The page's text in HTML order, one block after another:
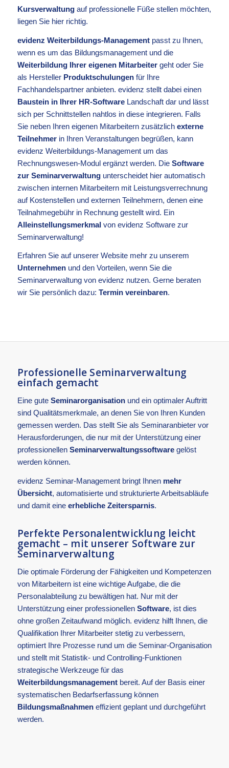
Kursverwaltungauf professionelle Füße stellen möchten,
liegen Sie hier richtig.
evidenz Weiterbildungs-Managementpasst zu Ihnen,
wenn es um das Bildungsmanagement und die
Weiterbildung Ihrer eigenen Mitarbeitergeht oder Sie
als Hersteller Produktschulungenfür Ihre
Fachhandelspartner anbieten. evidenz stellt dabei einen
Baustein in Ihrer HR-SoftwareLandschaft dar und lässt
sich per Schnittstellen nahtlos in diese integrieren. Falls
Sie neben Ihren eigenen Mitarbeitern zusätzlich externe
Teilnehmerin Ihren Veranstaltungen begrüßen, kann
evidenz Weiterbildungs-Management um das
Rechnungswesen-Modul ergänzt werden. Die Software
zur Seminarverwaltungunterscheidet hier automatisch
zwischen internen Mitarbeitern mit Leistungsverrechnung
auf Kostenstellen und externen Teilnehmern, denen eine
Teilnahmegebühr in Rechnung gestellt wird. Ein
Alleinstellungsmerkmalvon evidenz Software zur
Seminarverwaltung!
Erfahren Sie auf unserer Website mehr zu unserem
Unternehmenund den Vorteilen, wenn Sie die
Seminarverwaltung von evidenz nutzen. Gerne beraten
wir Sie persönlich dazu: Termin vereinbaren.
Professionelle Seminarverwaltung
einfach gemacht
Eine gute Seminarorganisationund ein optimaler Auftritt
sind Qualitätsmerkmale, an denen Sie von Ihren Kunden
gemessen werden. Das stellt Sie als Seminaranbieter vor
Herausforderungen, die nur mit der Unterstützung einer
professionellen Seminarverwaltungssoftwaregelöst
werden können.
evidenz Seminar-Management bringt Ihnen mehr
Übersicht, automatisierte und strukturierte Arbeitsabläufe
und damit eine erhebliche Zeitersparnis.
Perfekte Personalentwicklung leicht
gemacht – mit unserer Software zur
Seminarverwaltung
Die optimale Förderung der Fähigkeiten und Kompetenzen
von Mitarbeitern ist eine wichtige Aufgabe, die die
Personalabteilung zu bewältigen hat. Nur mit der
Unterstützung einer professionellen Software, ist dies
ohne großen Zeitaufwand möglich. evidenz hilft Ihnen, die
Qualifikation Ihrer Mitarbeiter stetig zu verbessern,
optimiert Ihre Prozesse rund um die Seminar-Organisation
und stellt mit Statistik- und Controlling-Funktionen
strategische Werkzeuge für das
Weiterbildungsmanagementbereit. Auf der Basis einer
systematischen Bedarfserfassung können
Bildungsmaßnahmeneffizient geplant und durchgeführt
werden.